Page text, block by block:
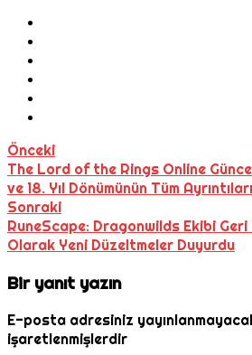
Önceki
The Lord of the Rings Online
ve 18. Yıl Dönümünün Tüm
Sonraki
RuneScape: Dragonwilds Ekibi
Olarak Yeni Düzeltmeler Duyurdu
Bir yanıt yazın
E-posta adresiniz
işaretlenmişlerdir